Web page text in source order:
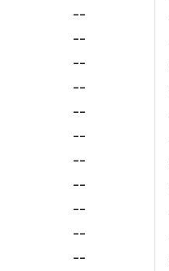
--
--
--
--
--
--
--
--
--
--
--